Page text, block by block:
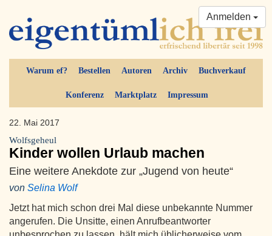
Warum ef? Bestellen Autoren Archiv Buchverkauf
Konferenz Marktplatz Impressum
Anmelden
22. Mai 2017
Wolfsgeheul
Kinder wollen Urlaub machen
Eine weitere Anekdote zur „Jugend von heute“
von Selina Wolf
Jetzt hat mich schon drei Mal diese unbekannte Nummer
angerufen. Die Unsitte, einen Anrufbeantworter